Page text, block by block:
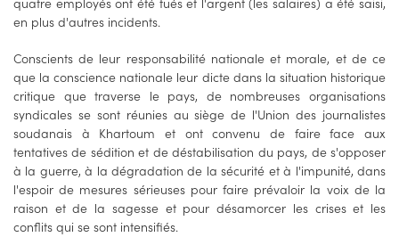
en plus d'autres incidents.
Conscients de leur responsabilité nationale et morale, et de ce
que la conscience nationale leur dicte dans la situation historique
critique que traverse le pays, de nombreuses organisations
syndicales se sont réunies au siège de l'Union des journalistes
soudanais à Khartoum et ont convenu de faire face aux
tentatives de sédition et de déstabilisation du pays, de s'opposer
à la guerre, à la dégradation de la sécurité et à l'impunité, dans
l'espoir de mesures sérieuses pour faire prévaloir la voix de la
raison et de la sagesse et pour désamorcer les crises et les
conflits qui se sont intensifiés.